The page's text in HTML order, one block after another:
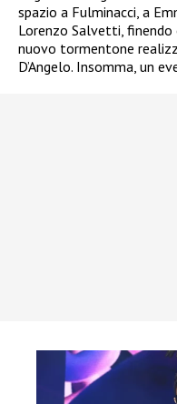
spazio a Fulminacci, a
Lorenzo Salvetti,
nuovo tormentone
D’Angelo. Insomma, un